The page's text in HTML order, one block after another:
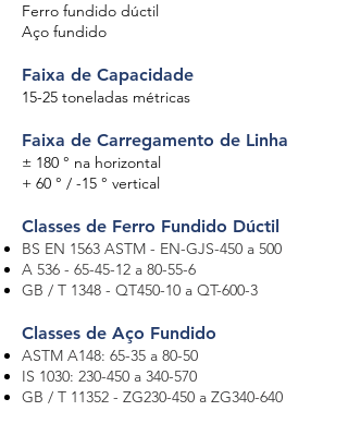
Ferro fundido dúctil
Aço fundido
Faixa de Capacidade
15-25 toneladas métricas
Faixa de Carregamento de Linha
± 180 ° na horizontal
+ 60 ° / -15 ° vertical
Classes de Ferro Fundido Dúctil
BS EN 1563 ASTM - EN-GJS-450 a 500
A 536 - 65-45-12 a 80-55-6
GB / T 1348 - QT450-10 a QT-600-3
Classes de Aço Fundido
ASTM A148: 65-35 a 80-50
IS 1030: 230-450 a 340-570
GB / T 11352 - ZG230-450 a ZG340-640